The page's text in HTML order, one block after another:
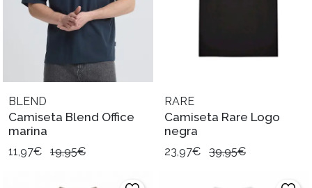
BLEND
Camiseta Blend Office
marina
11,97€ 19,95€
RARE
Camiseta Rare Logo
negra
23,97€ 39,95€